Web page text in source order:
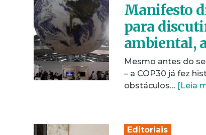
Manifesto
para
ambiental,
Mesmo antes do
– a COP30 já fez
obstáculos… [Leia
Editoriais